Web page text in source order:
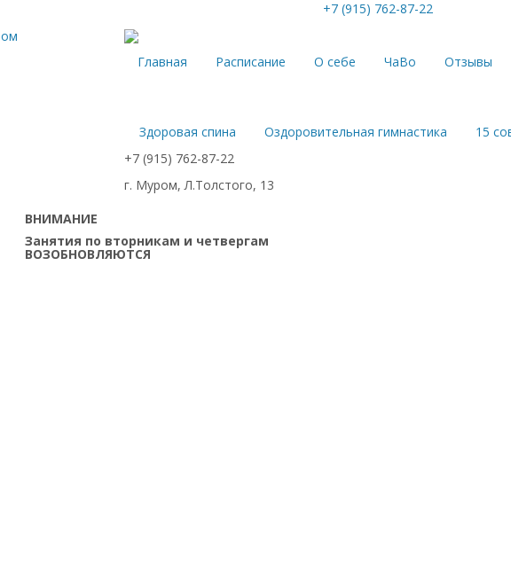
+7 (915) 762-87-22
Главная Расписание О себе ЧаВо Отзывы
Здоровая спина Оздоровительная гимнастика
15
+7 (915) 762-87-22
г. Муром, Л.Толстого, 13
ВНИМАНИЕ
Занятия по вторникам и четвергам
ВОЗОБНОВЛЯЮТСЯ